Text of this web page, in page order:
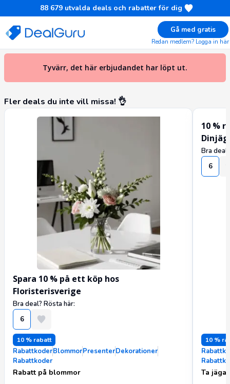
88 679 utvalda deals och rabatter för dig
Gå med gratis
Redan medlem? Logga in här
Gratis saker Smartphones & Mobiltelefoner
Indossa 25 % Black Friday-rabatt hos Indossa
Tyvärr, det här erbjudandet har löpt ut.
Fler deals du inte vill missa! 👌
Spara 10 % på ett köp hos
Floristerisverige
Bra deal? Rösta här:
6
10 % rabatt
Rabatt på blommor
RabattkoderBlommorPresenterDekorationer
Rabattkoder
10 %
Bra
6
10 %
Ta